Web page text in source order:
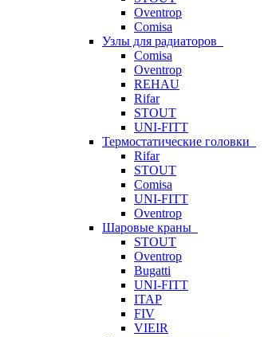
Oventrop
Comisa
Узлы для радиаторов
Comisa
Oventrop
REHAU
Rifar
STOUT
UNI-FITT
Термостатические головки
Rifar
STOUT
Comisa
UNI-FITT
Oventrop
Шаровые краны
STOUT
Oventrop
Bugatti
UNI-FITT
ITAP
FIV
VIEIR